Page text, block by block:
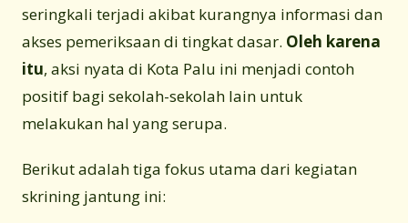
seringkali terjadi akibat kurangnya informasi dan
akses pemeriksaan di tingkat dasar. Oleh karena
itu, aksi nyata di Kota Palu ini menjadi contoh
positif bagi sekolah-sekolah lain untuk
melakukan hal yang serupa.
Berikut adalah tiga fokus utama dari kegiatan
skrining jantung ini: